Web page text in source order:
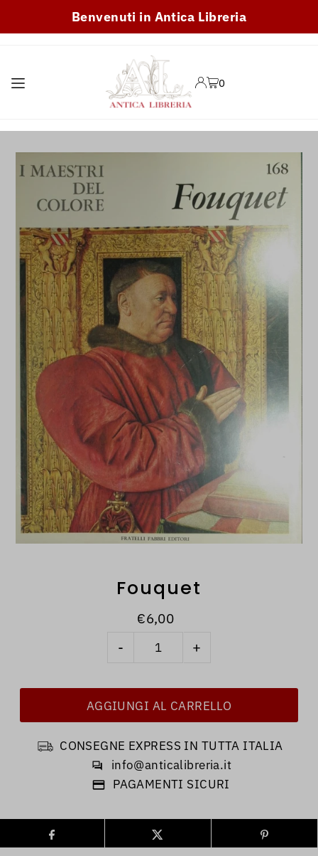
TRANSLATION MISSING:
Benvenuti in Antica Libreria
0
Fouquet
€6,00
- +
CONSEGNE EXPRESS IN TUTTA ITALIA
info@anticalibreria.it
PAGAMENTI SICURI